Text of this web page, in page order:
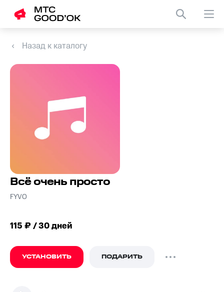
Назад к каталогу
Всё очень просто
FYVO
115 ₽ / 30 дней
УСТАНОВИТЬ ПОДАРИТЬ